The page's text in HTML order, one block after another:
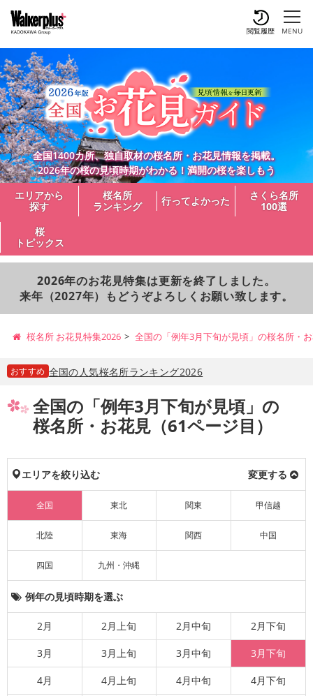
MENU
閲覧履歴
全国1400カ所、独自取材の桜名所・お花見情報を掲載。
2026年の桜の見頃時期がわかる！満開の桜を楽しもう
エリアから
探す
桜名所
ランキング
行ってよかった
さくら名所
100選
桜
トピックス
2026年のお花見特集は更新を終了しました。
来年（2027年）もどうぞよろしくお願い致します。
桜名所 お花見特集2026 全国の「例年3月下旬が見頃」の桜名所・
おすすめ 全国の人気桜名所ランキング2026
全国の「例年3月下旬が見頃」の
桜名所・お花見（61ページ目）
エリアを絞り込む 変更する
全国 東北 関東 甲信越
北陸 東海 関西 中国
四国 九州・沖縄
例年の見頃時期を選ぶ
2月 2月上旬 2月中旬 2月下旬
3月 3月上旬 3月中旬 3月下旬
4月 4月上旬 4月中旬 4月下旬